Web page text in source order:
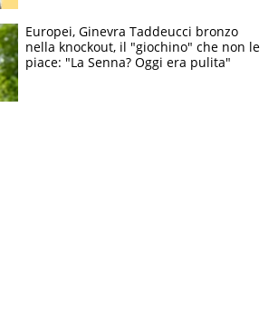
Europei, Ginevra Taddeucci bronzo
nella knockout, il "giochino" che non le
piace: "La Senna? Oggi era pulita"